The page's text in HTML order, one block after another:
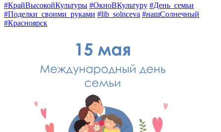
#КрайВысокойКультуры #ОкноВКультуру #День_семьи
#Поделки_своими_руками #lib_solnceva #нашСолнечный
#Красноярск